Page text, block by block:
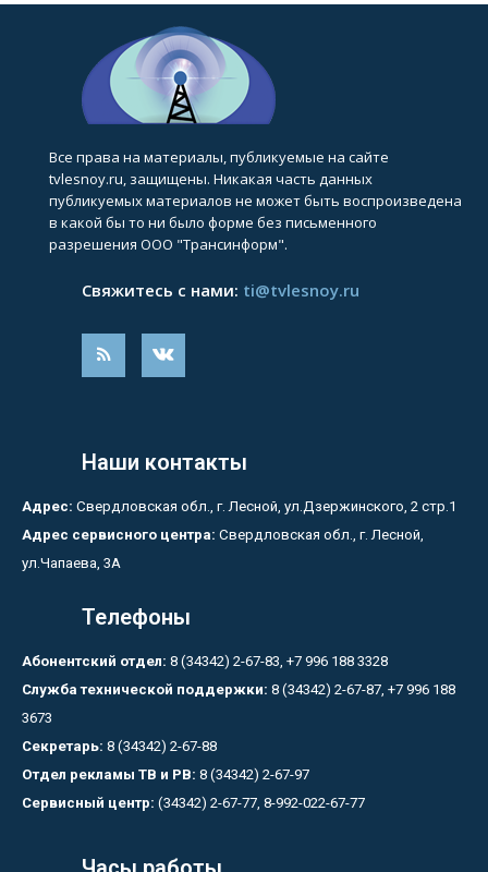
Все права на материалы, публикуемые на сайте
tvlesnoy.ru, защищены. Никакая часть данных
публикуемых материалов не может быть воспроизведена
в какой бы то ни было форме без письменного
разрешения ООО "Трансинформ".
Свяжитесь с нами: ti@tvlesnoy.ru
Наши контакты
Адрес: Свердловская обл., г. Лесной, ул.Дзержинского, 2 стр.1
Адрес сервисного центра: Свердловская обл., г. Лесной,
ул.Чапаева, 3А
Телефоны
Абонентский отдел: 8 (34342) 2-67-83, +7 996 188 3328
Служба технической поддержки: 8 (34342) 2-67-87, +7 996 188
3673
Секретарь: 8 (34342) 2-67-88
Отдел рекламы ТВ и РВ: 8 (34342) 2-67-97
Сервисный центр: (34342) 2-67-77, 8-992-022-67-77